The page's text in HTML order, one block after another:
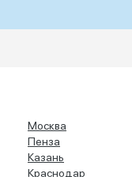
Москва
Пенза
Казань
Краснодар